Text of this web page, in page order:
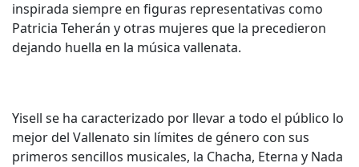
inspirada siempre en figuras representativas como
Patricia Teherán y otras mujeres que la precedieron
dejando huella en la música vallenata.
Yisell se ha caracterizado por llevar a todo el público lo
mejor del Vallenato sin límites de género con sus
primeros sencillos musicales, la Chacha, Eterna y Nada